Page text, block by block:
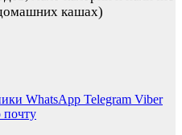
кашах)
WhatsApp Telegram Viber
почту